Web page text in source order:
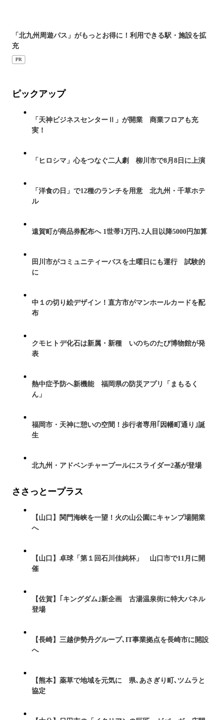
「北九州周遊パス」がもっとお得に！利用できる駅・施設を拡
充
PR
ピックアップ
「天神ビジネスセンターⅡ」が開業 商業フロアも充
実！
「ヒロシマ」心をつなぐ二人劇 柳川市で8月8日に上演
「洋食の日」で12種のランチを用意 北九州・千草ホテ
ル
遠賀町が商品券配布へ 1世帯1万円､2人目以降5000円加算
田川市がコミュニティーバスを土曜日にも運行 試験的
に
中１の切り絵デザイン！直方市がマンホールカードを配
布
クモヒトデ化石は新属・新種 いのちのたび博物館が発
表
熱中症予防へ新機能 福岡県の防災アプリ「まもるく
ん」
福岡市・天神に憩いの空間！歩行者専用｢因幡町通り｣誕
生
北九州・アドベンチャープールにスライダー2基が登場
ささっとープラス
【山口】関門海峡を一望！火の山公園にキャンプ場開業
へ
【山口】卓球「第１回石川佳純杯」 山口市で11月に開
催
【佐賀】｢キングダム｣新企画 古湯温泉街に特大パネル
登場
【長崎】三越伊勢丹グループ､IT事業拠点を長崎市に開設
へ
【熊本】薬草で地域を元気に 県､あさぎり町､ツムラと
協定